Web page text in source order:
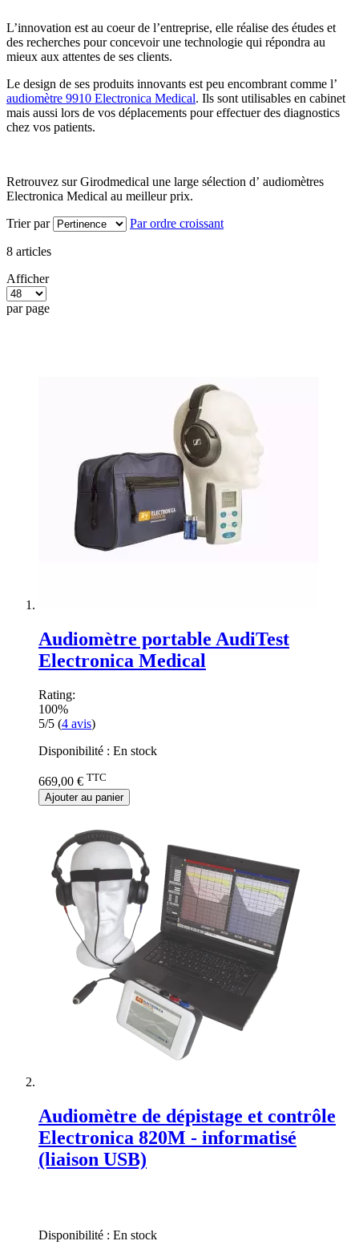
L’innovation est au coeur de l’entreprise, elle réalise des études et
des recherches pour concevoir une technologie qui répondra au
mieux aux attentes de ses clients.
Le design de ses produits innovants est peu encombrant comme l’
audiomètre 9910 Electronica Medical. Ils sont utilisables en cabinet
mais aussi lors de vos déplacements pour effectuer des diagnostics
chez vos patients.
Retrouvez sur Girodmedical une large sélection d’ audiomètres
Electronica Medical au meilleur prix.
Trier par
Par ordre croissant
8 articles
Afficher
par page
Audiomètre portable AudiTest
Electronica Medical
Rating:
100%
5/5 (4 avis)
Disponibilité : En stock
669,00 € TTC
Ajouter au panier
Audiomètre de dépistage et contrôle
Electronica 820M - informatisé
(liaison USB)
Disponibilité : En stock